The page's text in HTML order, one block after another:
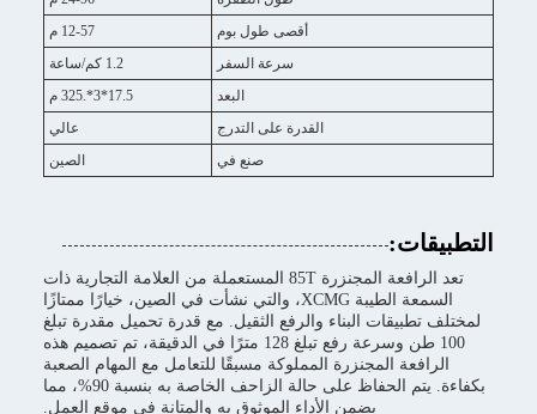
أقصى طول بوم
12-57 م
سرعة السفر
1.2 كم/ساعة
البعد
17.5*3*.325 م
القدرة على التدرج
عالي
صنع في
الصين
التطبيقات:
تعد الرافعة المجنزرة 85T المستعملة من العلامة التجارية ذات
السمعة الطيبة XCMG، والتي نشأت في الصين، خيارًا ممتازًا
لمختلف تطبيقات البناء والرفع الثقيل. مع قدرة تحميل مقدرة تبلغ
100 طن وسرعة رفع تبلغ 128 مترًا في الدقيقة، تم تصميم هذه
الرافعة المجنزرة المملوكة مسبقًا للتعامل مع المهام الصعبة
بكفاءة. يتم الحفاظ على حالة الزاحف الخاصة به بنسبة 90%، مما
يضمن الأداء الموثوق به والمتانة في موقع العمل.